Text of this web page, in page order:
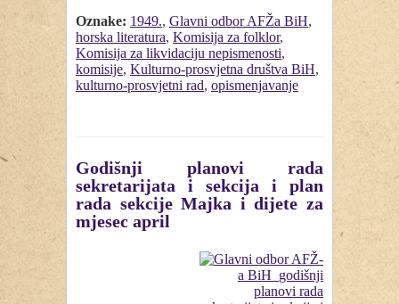
Oznake: 1949., Glavni odbor AFŽa BiH,
horska literatura, Komisija za folklor,
Komisija za likvidaciju nepismenosti,
komisije, Kulturno-prosvjetna društva BiH,
kulturno-prosvjetni rad, opismenjavanje
Godišnji planovi rada
sekretarijata i sekcija i plan
rada sekcije Majka i dijete za
mjesec april